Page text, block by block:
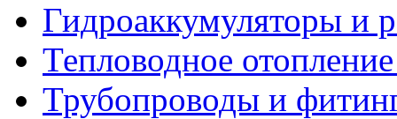
Гидроаккумуляторы и
Тепловодное
Трубопроводы и